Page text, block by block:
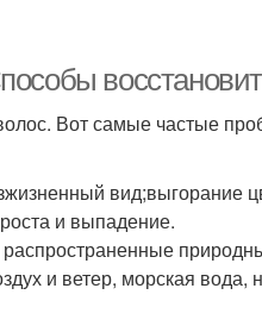
Вот самые частые
и выпадение.
и ветер, морская